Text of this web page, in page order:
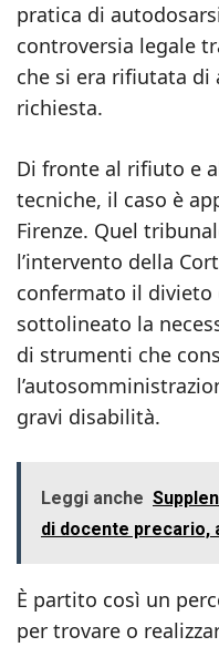
pratica di
controversia legale
che si era rifiutata di
richiesta.
Di fronte al rifiuto e
tecniche, il caso è
Firenze. Quel
l’intervento della
confermato il divieto
sottolineato la
di strumenti che
gravi disabilità.
Leggi anche
di docente precario,
È partito così un
per trovare o